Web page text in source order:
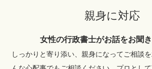
親身に対応
女性の行政書士がお話をお聞き
しっかりと寄り添い、親身になってご相談